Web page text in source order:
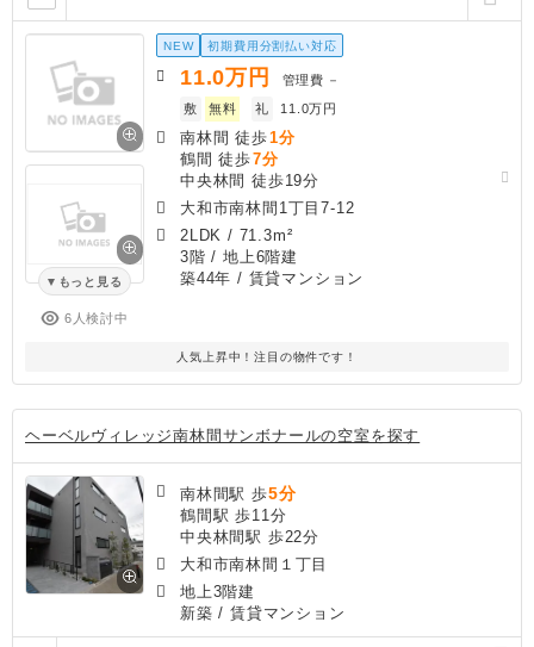
もっと見る
6人検討中
NEW 初期費用分割払い対応
11.0万円 管理費 －
敷
無料 礼 11.0万円
南林間 徒歩1分
鶴間 徒歩7分
中央林間 徒歩19分
大和市南林間1丁目7-12
2LDK / 71.3m²
3階 / 地上6階建
築44年 / 賃貸マンション
人気上昇中！注目の物件です！
ヘーベルヴィレッジ南林間サンボナールの空室を探す
南林間駅 歩5分
鶴間駅 歩11分
中央林間駅 歩22分
大和市南林間１丁目
地上3階建
新築 / 賃貸マンション